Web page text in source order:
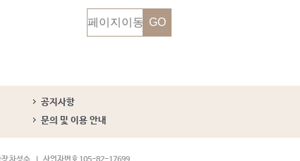
공지사항
문의 및 이용 안내